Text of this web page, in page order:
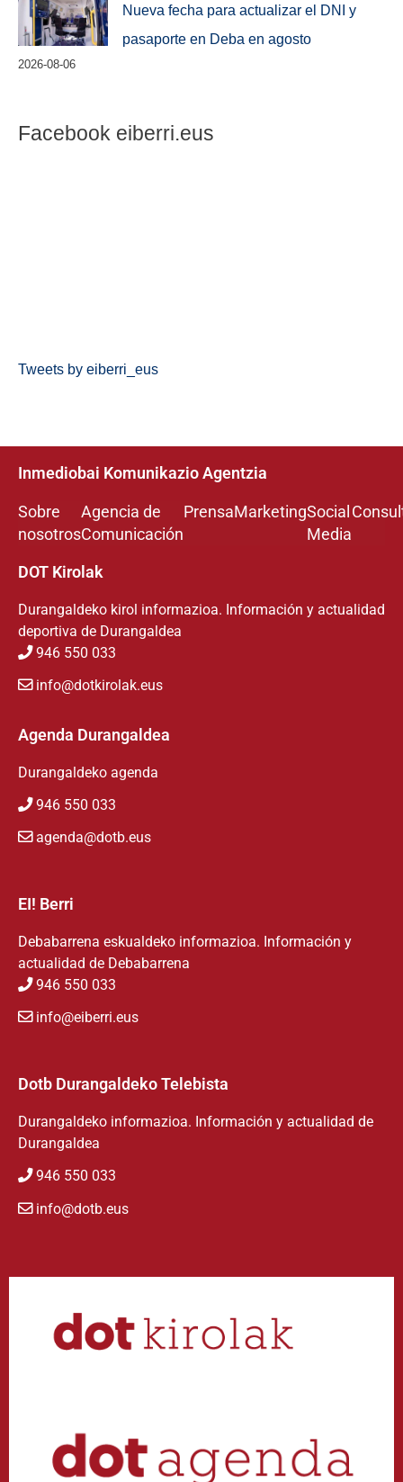
Nueva fecha para actualizar el DNI y
pasaporte en Deba en agosto
2026-08-06
Facebook eiberri.eus
Tweets by eiberri_eus
Inmediobai Komunikazio Agentzia
Sobre
nosotros
Agencia de
Comunicación
PrensaMarketingSocial
Media
DOT Kirolak
Durangaldeko kirol informazioa. Información y actualidad
deportiva de Durangaldea
946 550 033
info@dotkirolak.eus
Agenda Durangaldea
Durangaldeko agenda
946 550 033
agenda@dotb.eus
EI! Berri
Debabarrena eskualdeko informazioa. Información y
actualidad de Debabarrena
946 550 033
info@eiberri.eus
Dotb Durangaldeko Telebista
Durangaldeko informazioa. Información y actualidad de
Durangaldea
946 550 033
info@dotb.eus